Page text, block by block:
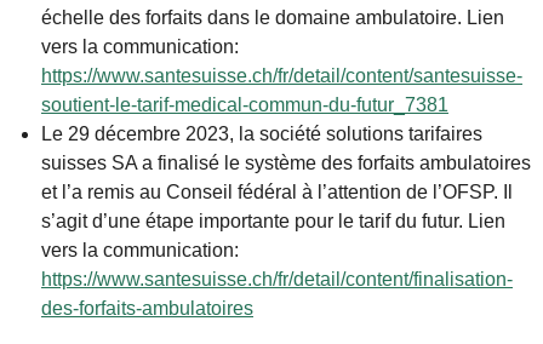
échelle des forfaits dans le domaine ambulatoire. Lien
vers la communication:
https://www.santesuisse.ch/fr/detail/content/santesuisse-
soutient-le-tarif-medical-commun-du-futur_7381
Le 29 décembre 2023, la société solutions tarifaires
suisses SA a finalisé le système des forfaits ambulatoires
et l’a remis au Conseil fédéral à l’attention de l’OFSP. Il
s’agit d’une étape importante pour le tarif du futur. Lien
vers la communication:
https://www.santesuisse.ch/fr/detail/content/finalisation-
des-forfaits-ambulatoires